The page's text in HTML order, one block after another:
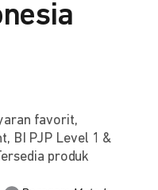
favorit,
BI PJP Level 1 &
produk